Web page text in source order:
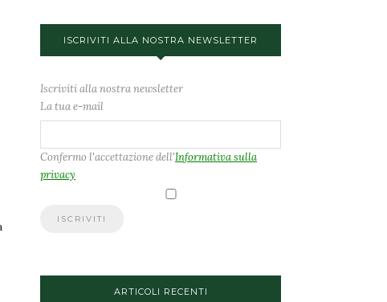
ISCRIVITI ALLA NOSTRA NEWSLETTER
Iscriviti alla nostra newsletter
La tua e-mail
Confermo l'accettazione dell'Informativa sulla
privacy
ARTICOLI RECENTI